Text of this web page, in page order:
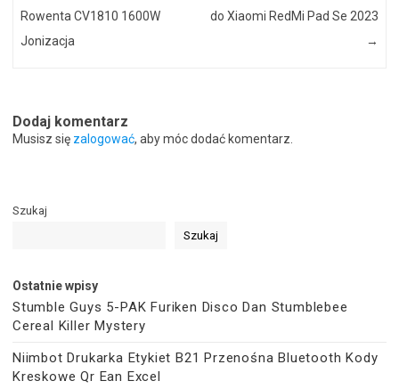
Rowenta CV1810 1600W
Jonizacja
do Xiaomi RedMi Pad Se 2023
→
Dodaj komentarz
Musisz się zalogować, aby móc dodać komentarz.
Szukaj
Szukaj
Ostatnie wpisy
Stumble Guys 5-PAK Furiken Disco Dan Stumblebee
Cereal Killer Mystery
Niimbot Drukarka Etykiet B21 Przenośna Bluetooth Kody
Kreskowe Qr Ean Excel